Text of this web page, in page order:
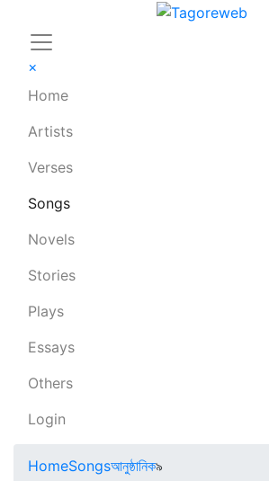
×
Home
Artists
Verses
Songs
Novels
Stories
Plays
Essays
Others
Login
HomeSongsআনুষ্ঠানিক৯